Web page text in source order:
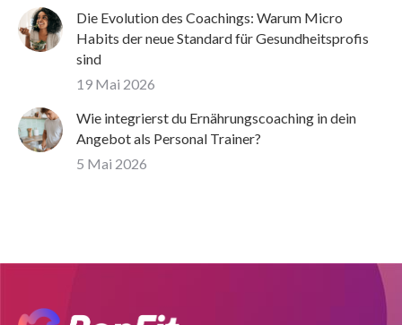
Die Evolution des Coachings: Warum Micro
Habits der neue Standard für Gesundheitsprofis
sind
19 Mai 2026
Wie integrierst du Ernährungscoaching in dein
Angebot als Personal Trainer?
5 Mai 2026